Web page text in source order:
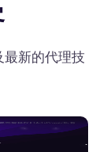
新的代理技